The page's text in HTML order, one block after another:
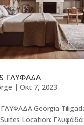
ΓΛΥΦΑΔΑ
| Οκτ 7, 2023
ΓΛΥΦΑΔΑ Georgia
Location: